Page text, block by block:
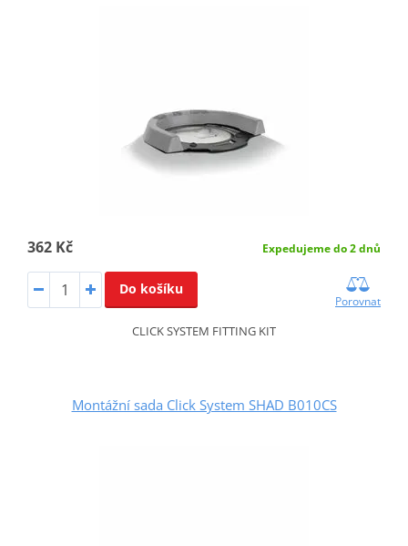
362 Kč Expedujeme do 2 dnů
Do košíku
Porovnat
CLICK SYSTEM FITTING KIT
Montážní sada Click System SHAD B010CS